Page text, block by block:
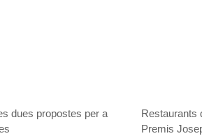
dues propostes per a
Restaurants
Premis